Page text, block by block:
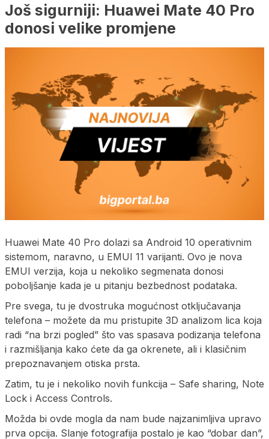
Još sigurniji: Huawei Mate 40 Pro
donosi velike promjene
Huawei Mate 40 Pro dolazi sa Android 10 operativnim
sistemom, naravno, u EMUI 11 varijanti. Ovo je nova
EMUI verzija, koja u nekoliko segmenata donosi
poboljšanje kada je u pitanju bezbednost podataka.
Pre svega, tu je dvostruka mogućnost otključavanja
telefona – možete da mu pristupite 3D analizom lica koja
radi “na brzi pogled” što vas spasava podizanja telefona
i razmišljanja kako ćete da ga okrenete, ali i klasičnim
prepoznavanjem otiska prsta.
Zatim, tu je i nekoliko novih funkcija – Safe sharing, Note
Lock i Access Controls.
Možda bi ovde mogla da nam bude najzanimljiva upravo
prva opcija. Slanje fotografija postalo je kao “dobar dan”,